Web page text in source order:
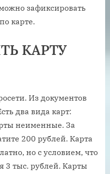
зафиксировать
карте.
КАРТУ
Из документов
два вида карт:
неименные. За
200 рублей. Карта
но с условием, что
3 тыс. рублей. Карты